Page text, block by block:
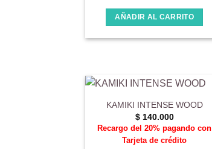
AÑADIR AL CARRITO
KAMIKI INTENSE WOOD
$140.000
Recargo del 20% pagando con
Tarjeta de crédito